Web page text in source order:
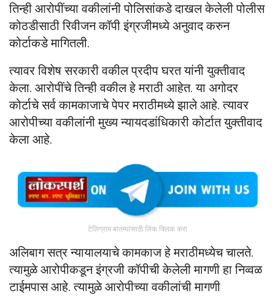
तिन्ही आरोपींच्या वकीलांनी पोलिसांकडे दाखल केलेली पोलीस
कोठडीसाठी रिवीजन कॉपी इंग्रजीमध्ये अनुवाद करुन
कोर्टाकडे मागितली.
त्यावर विशेष सरकारी वकील प्रदीप घरत यांनी युक्तीवाद
केला. आरोपींचे तिन्ही वकील हे मराठी आहेत. या अगोदर
कोर्टाचे सर्व कामकाजाचे पेपर मराठीमध्ये झाले आहे. त्यावर
आरोपीच्या वकीलांनी मुख्य न्यायदडांधिकारी कोर्टात युक्तीवाद
केला आहे.
टेलिग्राम बातम्यांसाठी लिंक क्लिक करा
अलिबाग सत्र न्यायालयाचे कामकाज हे मराठीमध्येच चालते.
त्यामुळे आरोपीकडून इंग्रजी कॉपीची केलेली मागणी हा निव्वळ
टाईमपास आहे. त्यामुळे आरोपीच्या वकीलांची मागणी